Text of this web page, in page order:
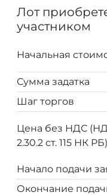
Лот
участником
Начальная
Сумма задатка
Шаг торгов
Цена без НДС
2.30.2 ст. 115 НК РБ)
Начало подачи
Окончание